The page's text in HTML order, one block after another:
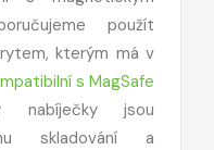
použít
kterým má v
s MagSafe
nabíječky jsou
skladování a